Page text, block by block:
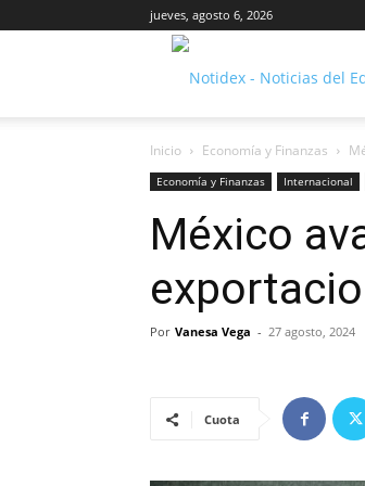
jueves, agosto 6, 2026
Inicio Economía y Finanzas
Economía y Finanzas Internacional
México
Por Vanesa Vega - 27 agosto, 2024
Cuota